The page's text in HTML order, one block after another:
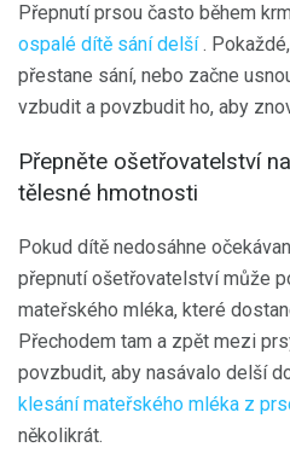
Přepnutí prsou často během
ospalé dítě sání delší.
přestane sání, nebo začne
vzbudit a povzbudit ho, aby
Přepněte ošetřovatelství
tělesné hmotnosti
Pokud dítě nedosáhne
přepnutí ošetřovatelství může
mateřského mléka, které
Přechodem tam a zpět mezi
povzbudit, aby nasávalo delší
klesání mateřského mléka z
několikrát.